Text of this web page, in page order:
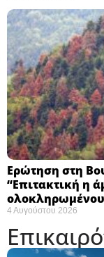
Ερώτηση στη
“Eπιτακτική η
4 Αυγούστου 2026